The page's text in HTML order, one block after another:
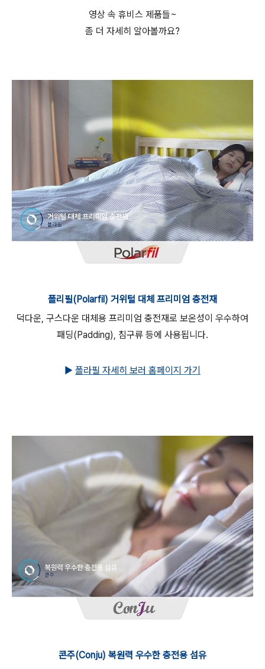
영상 속 휴비스 제품들~
좀 더 자세히 알아볼까요?
폴리필(Polarfil) 거위털 대체 프리미엄 충전재
덕다운, 구스다운 대체용 프리미엄 충전재로 보온성이 우수하여
패딩(Padding), 침구류 등에 사용됩니다.
▶ 폴라필 자세히 보러 홈페이지 가기
콘주(Conju) 복원력 우수한 충전용 섬유